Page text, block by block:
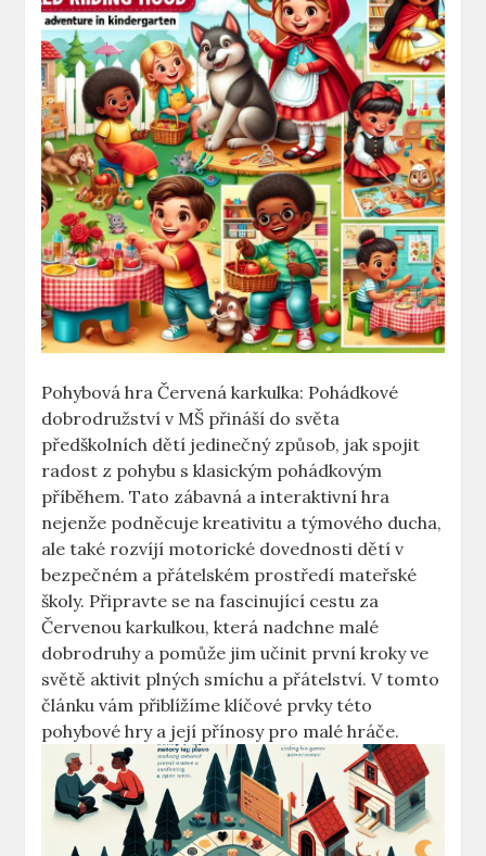
Pohybová hra ​Červená karkulka: Pohádkové
‍dobrodružství v MŠ přináší do světa
předškolních dětí jedinečný ⁢způsob, ⁣jak spojit
radost z ‍pohybu s klasickým‍ pohádkovým
příběhem. Tato zábavná a interaktivní hra
nejenže podněcuje kreativitu a ‍týmového ducha,
ale také ‍rozvíjí ‍motorické⁤ dovednosti dětí v
bezpečném ‍a⁣ přátelském prostředí⁣ mateřské
‍školy. Připravte se na​ fascinující cestu za
Červenou karkulkou, která⁢ nadchne malé
dobrodruhy ⁢a pomůže ​jim učinit první kroky ve⁤
světě aktivit ​plných ‌smíchu ⁤a přátelství. V tomto
‌článku vám přiblížíme klíčové prvky této
pohybové hry a ⁢její přínosy pro malé hráče.